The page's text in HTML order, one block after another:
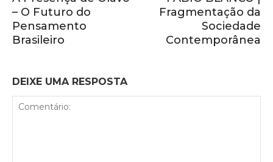
– O Futuro do
Pensamento
Brasileiro
Fragmentação da
Sociedade
Contemporânea
DEIXE UMA RESPOSTA